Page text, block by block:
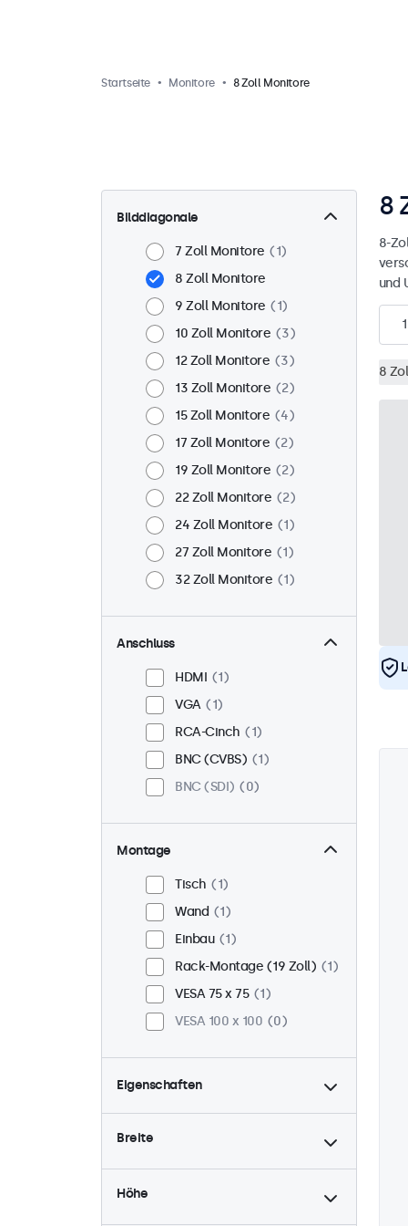
Startseite Monitore 8 Zoll Monitore
Bilddiagonale
7 Zoll Monitore
1
8 Zoll Monitore
9 Zoll Monitore
1
10 Zoll Monitore
3
12 Zoll Monitore
3
13 Zoll Monitore
2
15 Zoll Monitore
4
17 Zoll Monitore
2
19 Zoll Monitore
2
22 Zoll Monitore
2
24 Zoll Monitore
1
27 Zoll Monitore
1
32 Zoll Monitore
1
Anschluss
HDMI
1
VGA
1
RCA-Cinch
1
BNC (CVBS)
1
BNC (SDI)
0
Montage
Tisch
1
Wand
1
Einbau
1
Rack-Montage (19 Zoll)
1
VESA 75 x 75
1
VESA 100 x 100
0
Eigenschaften
4:3 / 5:4
1
Dimmbar
1
24/7-Einsatz
1
Breite
Höhe
8
8-
und
1
8